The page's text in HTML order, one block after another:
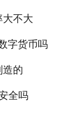
大不大
字货币吗
造的
全吗